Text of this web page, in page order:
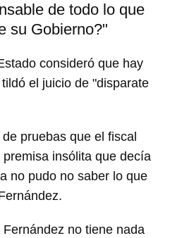
de todo lo que
su Gobierno?"
consideró que hay
el juicio de "disparate
pruebas que el fiscal
insólita que decía
no pudo no saber lo que
no tiene nada